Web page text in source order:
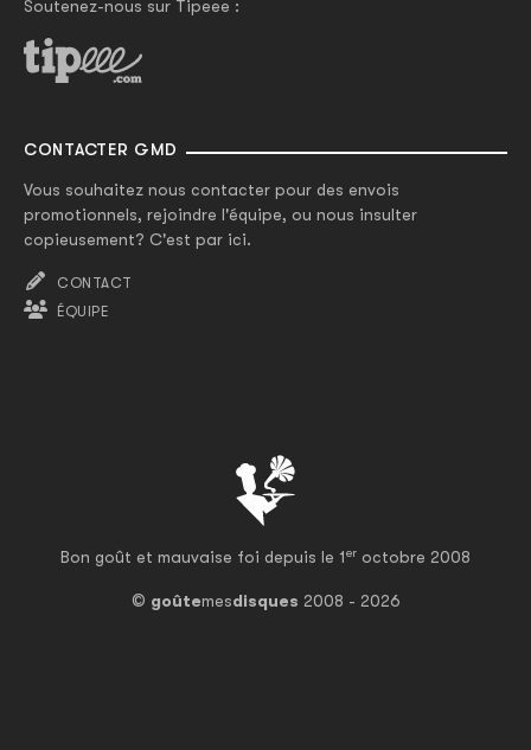
Bon goût et mauvaise foi depuis le 1er octobre 2008
© goûtemesdisques 2008 - 2026
Soutenez-nous sur Tipeee :
CONTACTER GMD
Vous souhaitez nous contacter pour des envois
promotionnels, rejoindre l'équipe, ou nous insulter
copieusement? C'est par ici.
CONTACT
ÉQUIPE